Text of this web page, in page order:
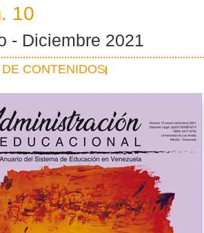
10
- Diciembre 2021
CONTENIDOS